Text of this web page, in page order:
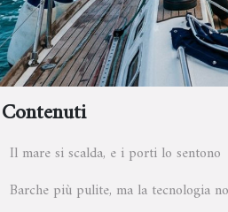
Contenuti
Il mare si scalda, e i porti lo sentono
Barche più pulite, ma la tecnologia